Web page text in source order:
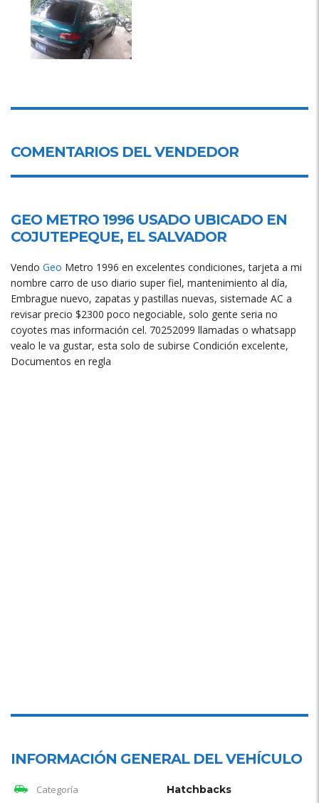
COMENTARIOS DEL VENDEDOR
GEO METRO 1996 USADO UBICADO EN
COJUTEPEQUE, EL SALVADOR
Vendo Geo Metro 1996 en excelentes condiciones, tarjeta a mi
nombre carro de uso diario super fiel, mantenimiento al día,
Embrague nuevo, zapatas y pastillas nuevas, sistemade AC a
revisar precio $2300 poco negociable, solo gente seria no
coyotes mas información cel. 70252099 llamadas o whatsapp
vealo le va gustar, esta solo de subirse Condición excelente,
Documentos en regla
INFORMACIÓN GENERAL DEL VEHÍCULO
Categoría Hatchbacks